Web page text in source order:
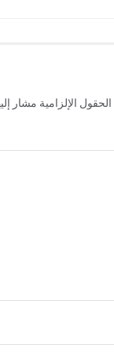
الحقول الإلزامية مشار